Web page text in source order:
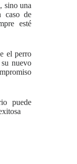
sino una
caso de
esté
el perro
nuevo
puede